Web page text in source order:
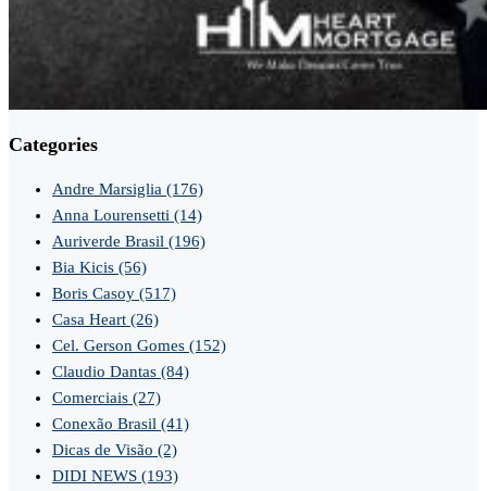
Categories
Andre Marsiglia (176)
Anna Lourensetti (14)
Auriverde Brasil (196)
Bia Kicis (56)
Boris Casoy (517)
Casa Heart (26)
Cel. Gerson Gomes (152)
Claudio Dantas (84)
Comerciais (27)
Conexão Brasil (41)
Dicas de Visão (2)
DIDI NEWS (193)